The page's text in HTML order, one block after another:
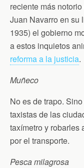
reciente más
Juan Navarro en su
1935) el gobierno
a estos inquietos
reforma a la justicia.
Muñeco
No es de trapo.
taxistas de las
taxímetro y robarles
por el transporte.
Pesca milagrosa